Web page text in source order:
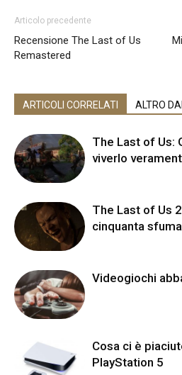
Articolo precedente
Recensione The Last of Us
Remastered
ARTICOLI CORRELATI ALTRO
The Last of Us:
viverlo
The Last of Us
cinquanta
Videogiochi
Cosa ci è
PlayStation 5